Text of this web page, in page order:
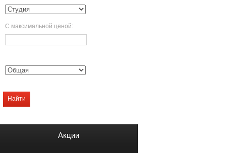
С максимальной ценой:
Найти
Акции